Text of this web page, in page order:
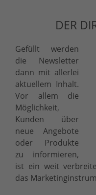
DER
Gefüllt werden
die Newsletter
dann mit allerlei
aktuellem Inhalt.
Vor allem die
Möglichkeit,
Kunden über
neue Angebote
oder Produkte
zu informieren,
ist ein weit
das